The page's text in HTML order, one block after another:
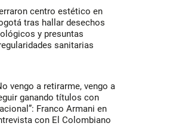
centro estético en
tras hallar desechos
y presuntas
sanitarias
vengo a retirarme, vengo a
ganando títulos con
Franco Armani en
con El Colombiano